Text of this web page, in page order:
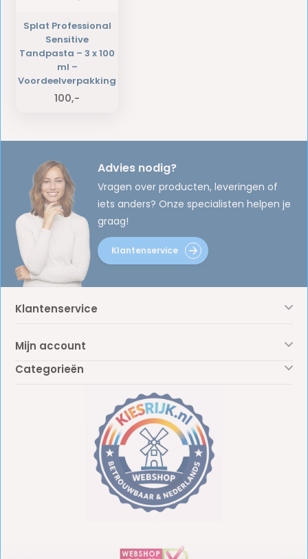
Splat Professional
Sensitive
Tandpasta – 3 x 100
ml –
Voordeelverpakking
100,-
Advies nodig?
Vragen over producten, leveringen of
iets anders? Onze specialisten helpen je
graag!
Klantenservice
Klantenservice
Mijn account
Categorieën